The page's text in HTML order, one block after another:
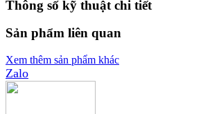
Thông số kỹ thuật chi tiết
Sản phẩm liên quan
Xem thêm sản phẩm khác
Zalo